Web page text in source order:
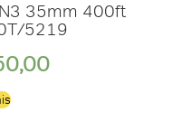
35mm 400ft
5219